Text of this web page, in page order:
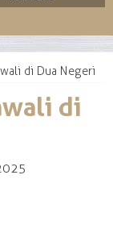
di Dua Negeri
di